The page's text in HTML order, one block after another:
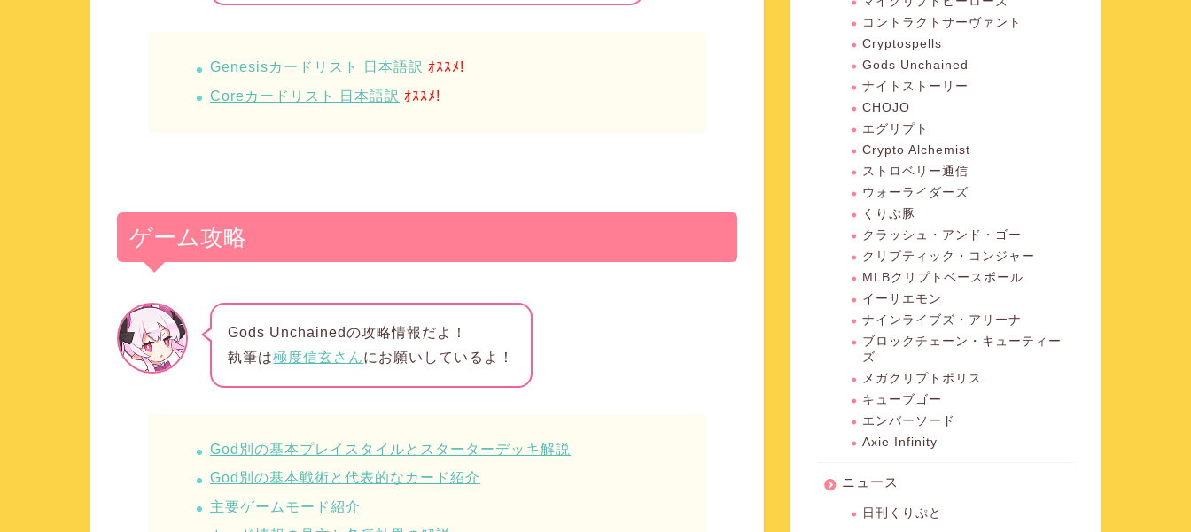
Genesisカードリスト 日本語訳 ｵｽｽﾒ!
Coreカードリスト 日本語訳 ｵｽｽﾒ!
ゲーム攻略
Gods Unchainedの攻略情報だよ！
執筆は極度信玄さんにお願いしているよ！
God別の基本プレイスタイルとスターターデッキ解説
God別の基本戦術と代表的なカード紹介
主要ゲームモード紹介
コントラクトサーヴァント
Cryptospells
Gods Unchained
ナイトストーリー
CHOJO
エグリプト
Crypto Alchemist
ストロベリー通信
ウォーライダーズ
くりぷ豚
クラッシュ・アンド・ゴー
クリプティック・コンジャー
MLBクリプトベースボール
イーサエモン
ナインライブズ・アリーナ
ブロックチェーン・キューティー
ズ
メガクリプトポリス
キューブゴー
エンバーソード
Axie Infinity
ニュース
日刊くりぷと